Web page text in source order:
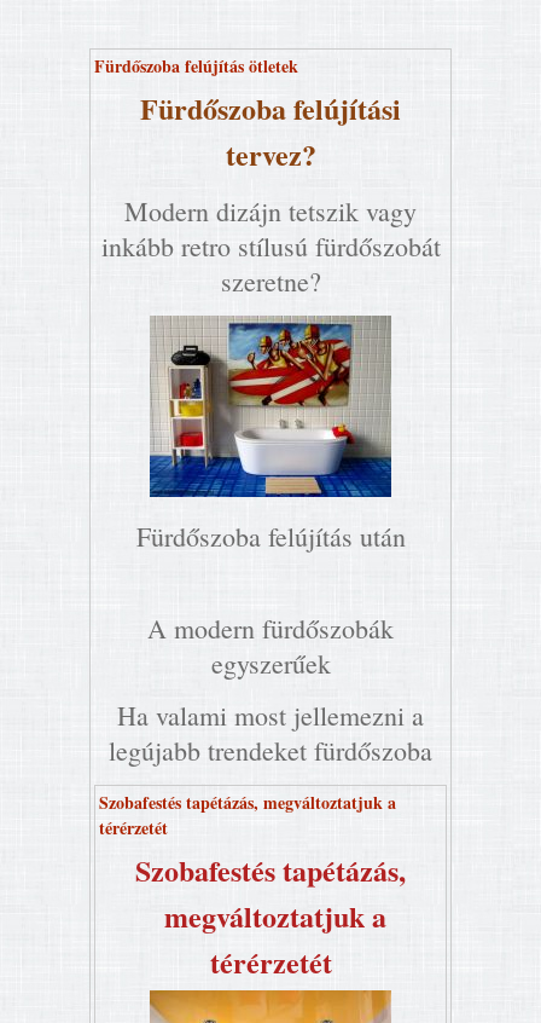
Fürdőszoba felújítás ötletek
Fürdőszoba felújítási
tervez?
Modern dizájn tetszik vagy
inkább retro stílusú fürdőszobát
szeretne?
Fürdőszoba felújítás után
A modern fürdőszobák
egyszerűek
Ha valami most jellemezni a
legújabb trendeket fürdőszoba
Szobafestés tapétázás, megváltoztatjuk a
térérzetét
Szobafestés tapétázás,
megváltoztatjuk a
térérzetét